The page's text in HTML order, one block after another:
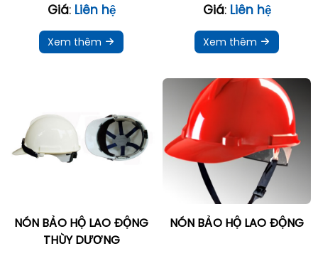
Giá: Liên hệ
Xem thêm
Giá: Liên hệ
Xem thêm
NÓN BẢO HỘ LAO ĐỘNG
THÙY DƯƠNG
NÓN BẢO HỘ LAO ĐỘNG